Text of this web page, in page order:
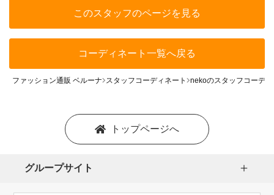
このスタッフのページを見る
コーディネート一覧へ戻る
ファッション通販 ベルーナ スタッフコーディネート nekoのスタッフコーデ
トップページへ
グループサイト